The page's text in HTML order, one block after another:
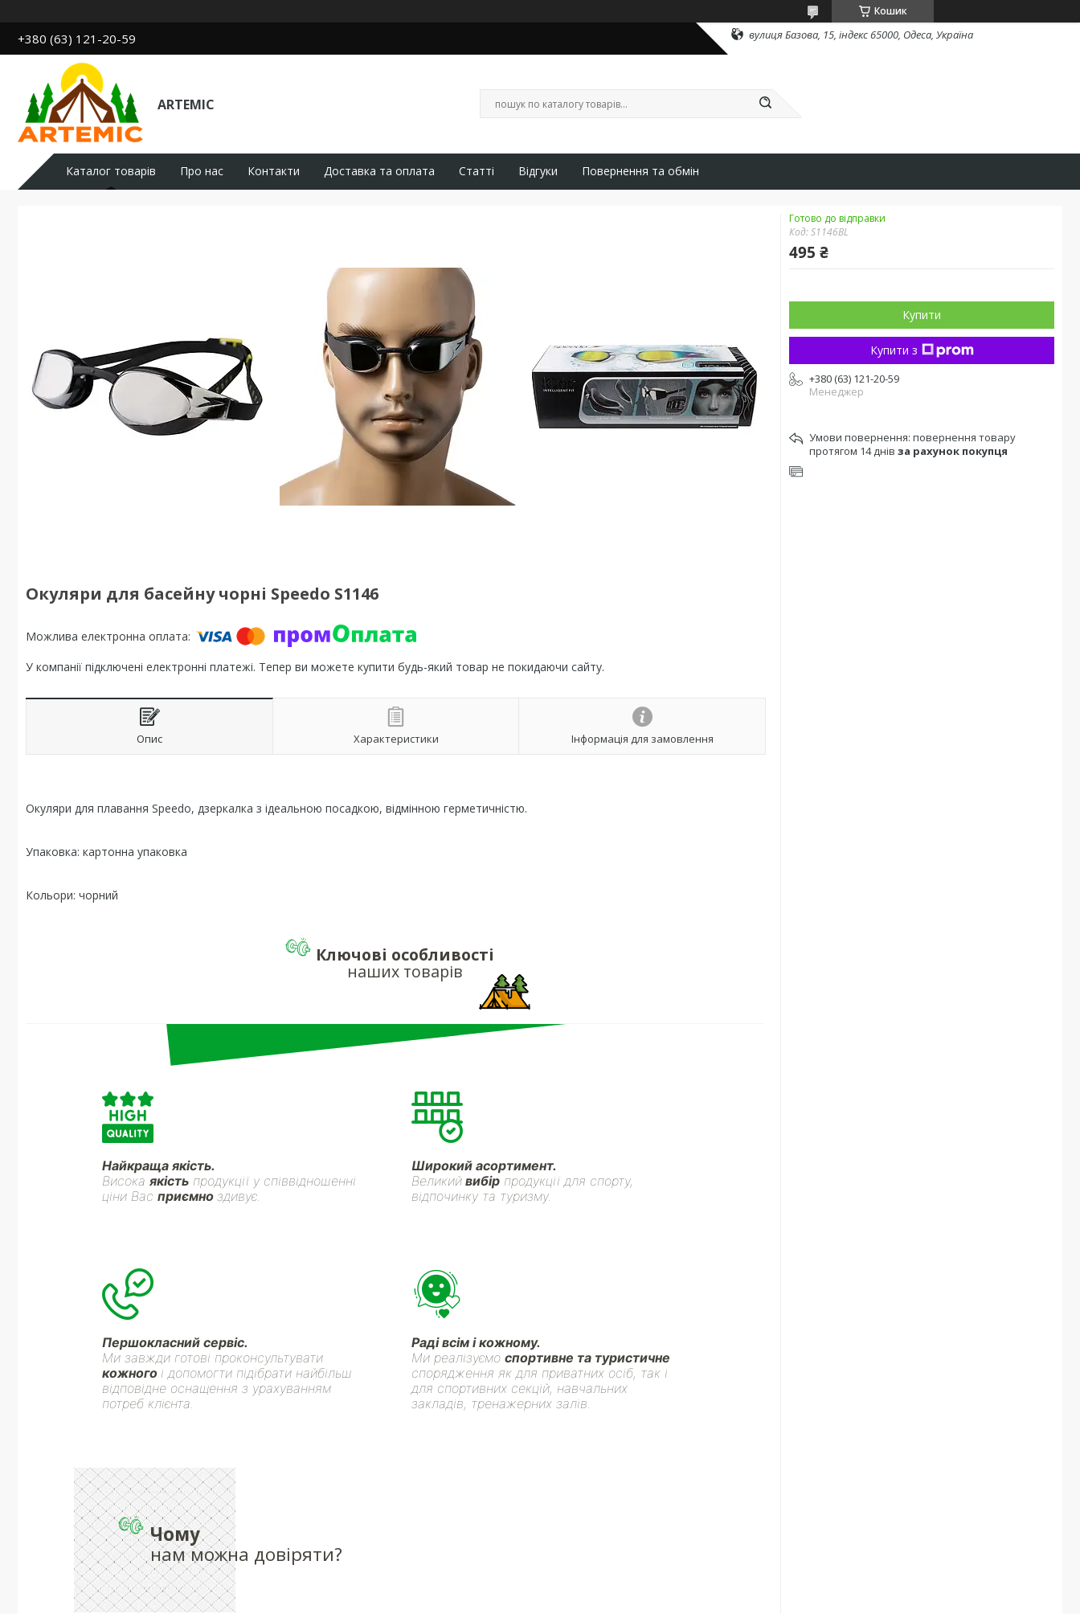
Кошик
+380 (63) 121-20-59 вулиця Базова, 15, індекс 65000, Одеса, Україна
ARTEMIC
Каталог товарів Про нас Контакти Доставка та оплата Статті Відгуки Повернення та обмін
Окуляри для басейну чорні Speedo S1146
У компанії підключені електронні платежі. Тепер ви можете купити будь-який товар не покидаючи сайту.
Опис Характеристики Інформація для замовлення
Окуляри для плавання Speedo, дзеркалка з ідеальною посадкою, відмінною герметичністю.
Упаковка: картонна упаковка
Кольори: чорний
Ключові особливості
наших товарів
Найкраща якість.
Висока якістьпродукції у співвідношенні
ціни Вас приємно здивує.
Широкий асортимент.
Великийвибірпродукції для спорту,
відпочинку та туризму.
Першокласний сервіс.
Ми завжди готові проконсультувати
кожного і допомогти підібрати найбільш
відповідне оснащення з урахуванням
потреб клієнта.
Раді всім і кожному.
Ми реалізуємо спортивне та туристичне
спорядження як для приватних осіб, так і
для спортивних секцій, навчальних
закладів, тренажерних залів.
Чому
нам можна довіряти?
Готово до відправки
Код:S1146BL
495 ₴
Купити
Купити з
+380 (63) 121-20-59
Менеджер
повернення товару
протягом 14 днів за рахунок покупця